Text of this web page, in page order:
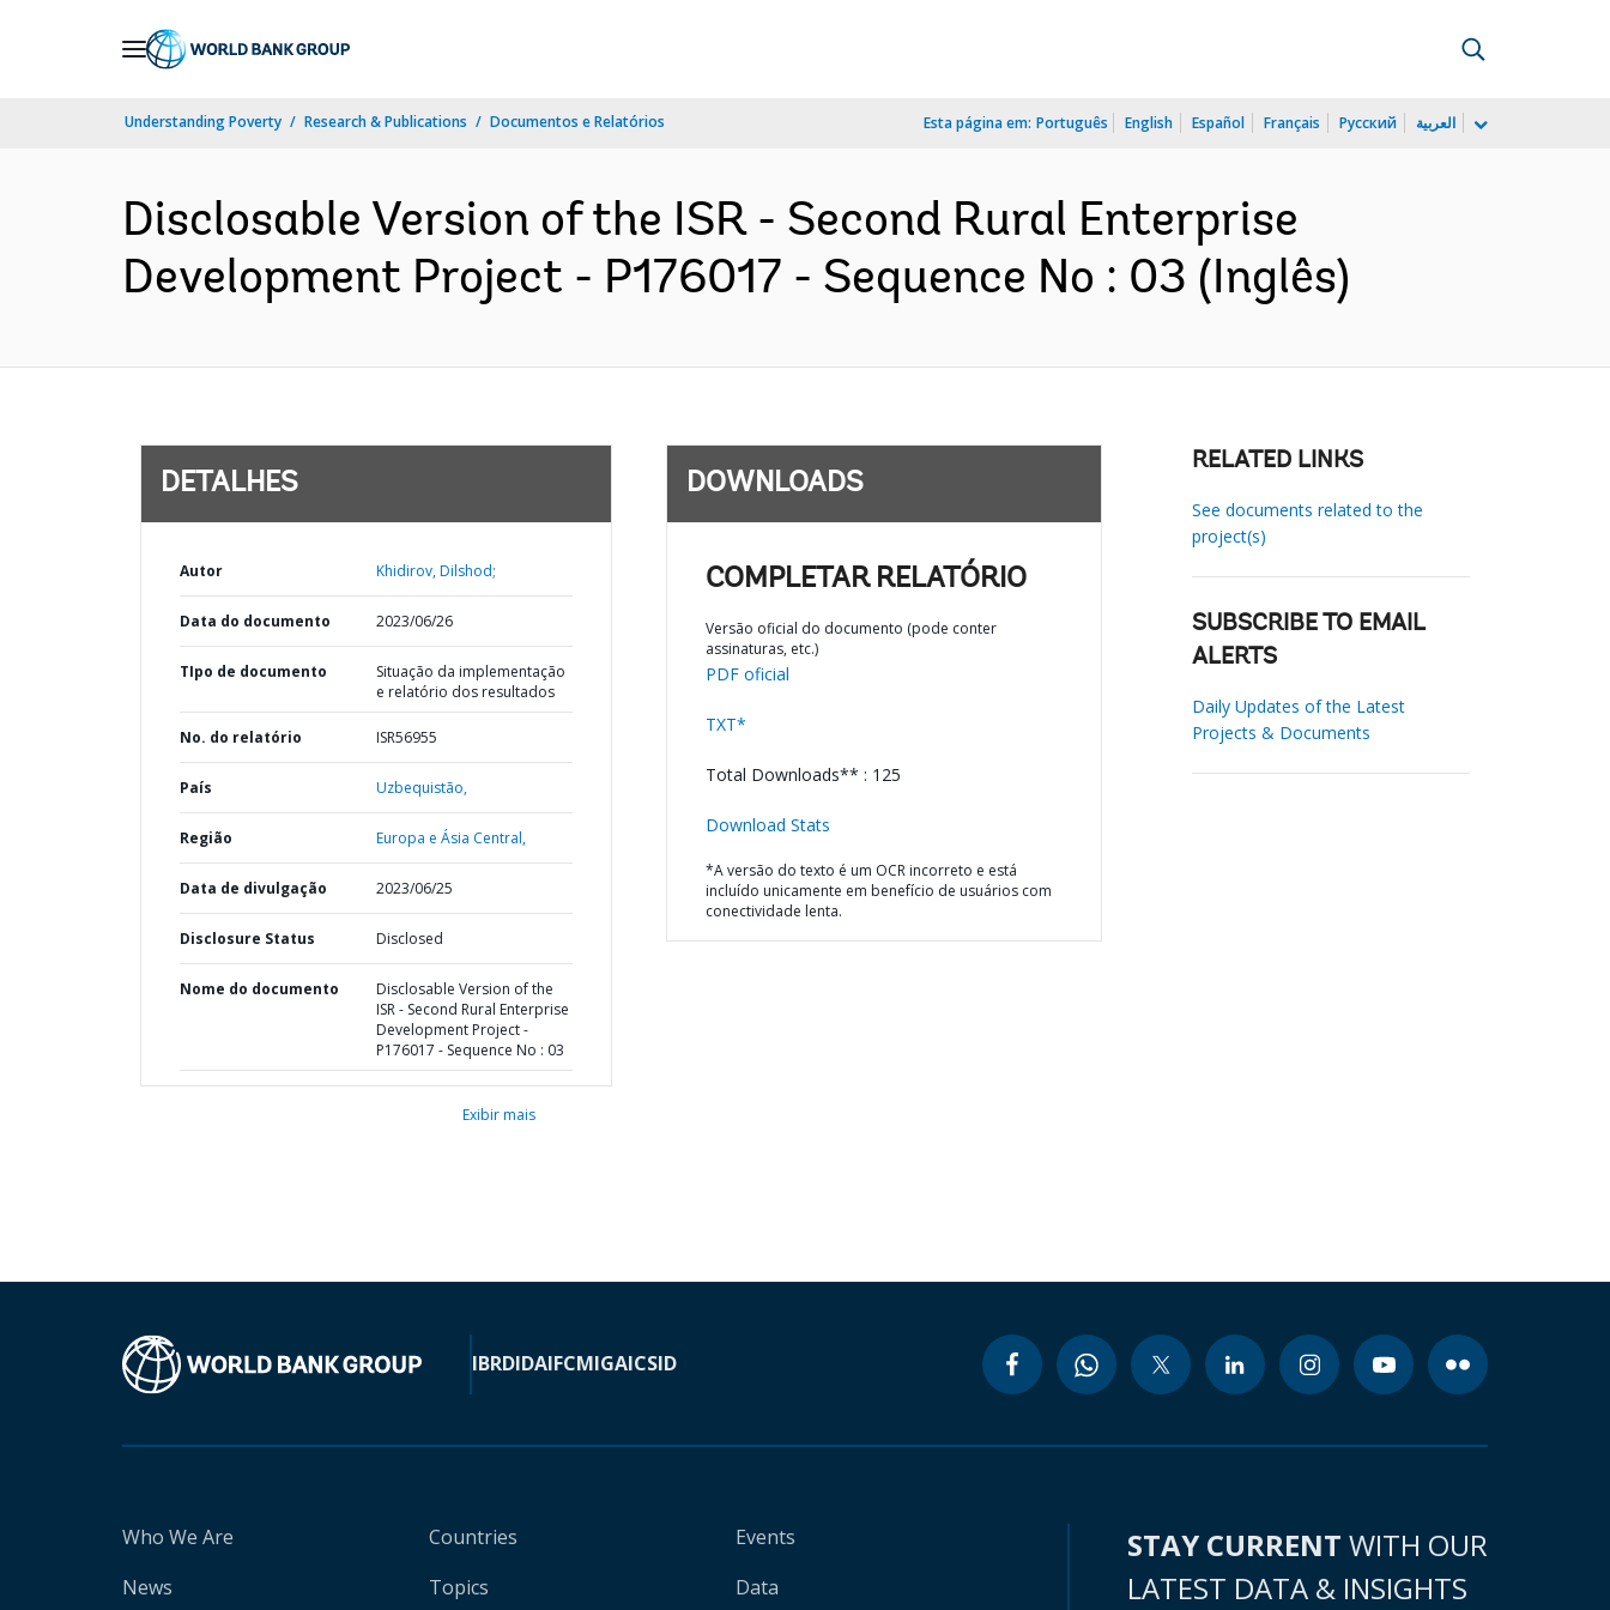
Understanding Poverty Research & Publications Documentos e Relatórios Esta página em: Português English Español Français Русский العربية
Disclosable Version of the ISR - Second Rural Enterprise
Development Project - P176017 - Sequence No : 03 (Inglês)
DETALHES
Autor Khidirov, Dilshod;
Data do documento 2023/06/26
TIpo de documento
Situação da implementação
e relatório dos resultados
No. do relatório ISR56955
País Uzbequistão,
Região Europa e Ásia Central,
Data de divulgação 2023/06/25
Disclosure Status Disclosed
Nome do documento
Disclosable Version of the
ISR - Second Rural Enterprise
Development Project -
P176017 - Sequence No : 03
Exibir mais
DOWNLOADS
COMPLETAR RELATÓRIO
Versão oficial do documento (pode conter
assinaturas, etc.)
PDF oficial
TXT*
Total Downloads** : 125
Download Stats
*A versão do texto é um OCR incorreto e está
incluído unicamente em benefício de usuários com
conectividade lenta.
RELATED LINKS
See documents related to the
project(s)
SUBSCRIBE TO EMAIL
ALERTS
Daily Updates of the Latest
Projects & Documents
IBRDIDAIFCMIGAICSID
Who We Are
News
Countries
Topics
Events
Data
STAY CURRENT WITH OUR
LATEST DATA & INSIGHTS